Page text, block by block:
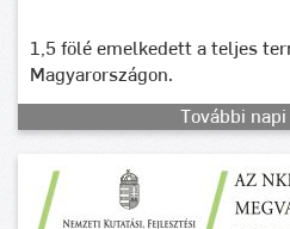
1,5 fölé emelkedett a teljes
Magyarországon.
További